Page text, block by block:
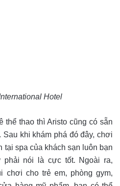
Hotel
thể thao thì Aristo cũng có sẵn
Sau khi khám phá đó đây, chơi
tại spa của khách sạn luôn bạn
phải nói là cực tốt. Ngoài ra,
chơi cho trẻ em, phòng gym,